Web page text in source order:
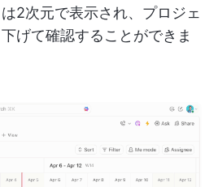
2次元で表示され、プロジェ
げて確認することができま